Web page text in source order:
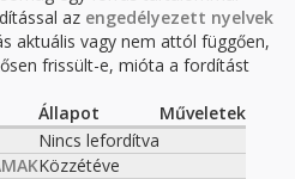
az engedélyezett nyelvek
aktuális vagy nem attól függően,
frissült-e, mióta a fordítást
Állapot
Műveletek
Nincs lefordítva
Közzétéve